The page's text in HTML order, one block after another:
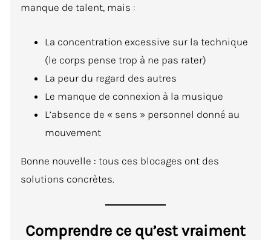
manque de talent, mais :
La concentration excessive sur la technique
(le corps pense trop à ne pas rater)
La peur du regard des autres
Le manque de connexion à la musique
L’absence de « sens » personnel donné au
mouvement
Bonne nouvelle : tous ces blocages ont des
solutions concrètes.
Comprendre ce qu’est vraiment